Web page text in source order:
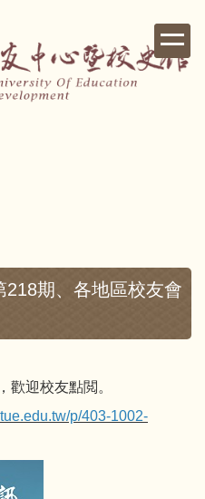
期、各地區校友會
歡迎校友點閲。
p/403-1002-